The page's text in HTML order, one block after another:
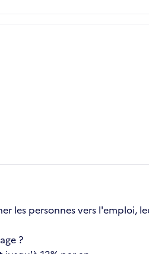
les personnes vers l'emploi,
?